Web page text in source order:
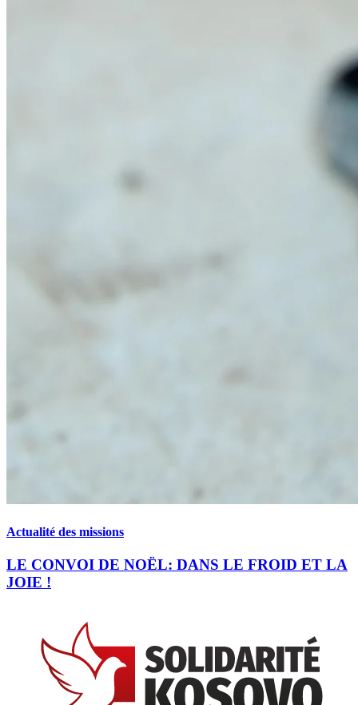
Actualité des missions
LE CONVOI DE NOËL: DANS LE FROID ET LA
JOIE !